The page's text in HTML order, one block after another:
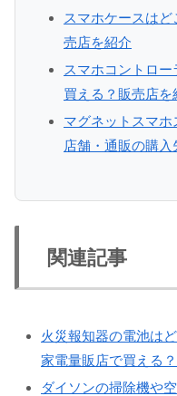
スマホケースは
売店を紹介
スマホコントロ
買える？販売店を
マグネットスマ
店舗・通販の購
関連記事
火災報知器の電池は
家電量販店で買える？
ダイソンの掃除機や